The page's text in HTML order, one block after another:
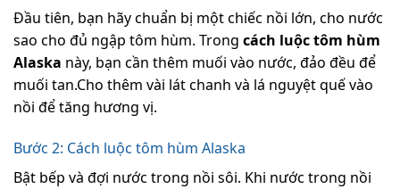
Đầu tiên, bạn hãy chuẩn bị một chiếc nồi lớn, cho nước
sao cho đủ ngập tôm hùm. Trong cách luộc tôm hùm
Alaska này, bạn cần thêm muối vào nước, đảo đều để
muối tan.Cho thêm vài lát chanh và lá nguyệt quế vào
nồi để tăng hương vị.
Bước 2: Cách luộc tôm hùm Alaska
Bật bếp và đợi nước trong nồi sôi. Khi nước trong nồi